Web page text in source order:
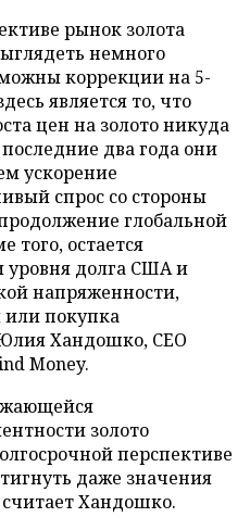
рынок золота
немного
коррекции на 5-
является то, что
цен на золото никуда
два года они
ускорение
спрос со стороны
глобальной
того, остается
уровня долга США и
напряженности,
или покупка
Хандошко, СЕО
Money.
золото
перспективе
даже значения
Хандошко.